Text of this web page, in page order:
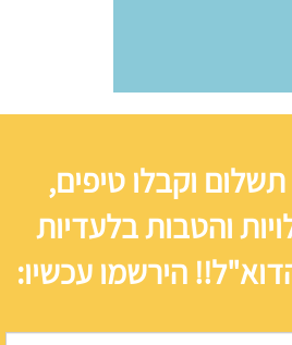
וקבלו טיפים,
והטבות בלעדיות
הירשמו עכשיו: